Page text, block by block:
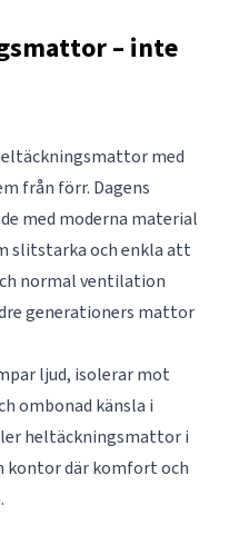
– inte
med
från förr. Dagens
med moderna material
slitstarka och enkla att
normal ventilation
generationers mattor
ljud, isolerar mot
ombonad känsla i
heltäckningsmattor i
kontor där komfort och